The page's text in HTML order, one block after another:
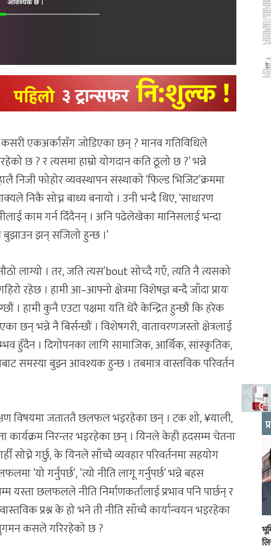
कसरी एकअर्कासँग जोडिएका छन् ? मानव गतिविधिले
छ ? र त्यसमा हाम्रो योगदान कति ठूलो छ ?’ भन्ने
निजी फोहोर व्यवस्थापन संस्थाको ‘फिल्ड भिजिट’क्रममा
निकै सोच्न बाध्य बनायो । उनी भन्दै थिए, ‘साधारण
काम गर्न दिँदैनन् । अनि पढेलेखेका मानिसलाई भन्दा
बुझाउन झन् सजिलो हुन्छ ।’
लाग्यो । तर, जति त्यस’bout सोच्दै गएँ, त्यति नै त्यसको
रहेछ । हामी आ–आफ्नो क्षेत्रमा विशेषज्ञ बन्दै जाँदा प्रायः
। हामी कुनै एउटा पक्षमा यति धेरै केन्द्रित हुन्छौं कि हरेक
छन् भन्ने नै बिर्सन्छौं । विशेषगरी, वातावरणजस्तो क्षेत्रलाई
हुँदैन । दिगोपनका लागि सामाजिक, आर्थिक, सांस्कृतिक,
समस्या बुझ्न आवश्यक हुन्छ । तबमात्र वास्तविक परिवर्तन
विषयमा जताततै छलफल भइरहेका छन् । टक शो, ¥याली,
कार्यक्रम निरन्तर भइरहेका छन् । यिनले केही हदसम्म चेतना
सोच्ने गर्छु, के यिनले साँच्चै व्यवहार परिवर्तनमा सहयोग
’यो गर्नुपर्छ’, ’त्यो नीति लागू गर्नुपर्छ’ भन्ने बहस
यस्ता छलफलले नीति निर्माणकर्तालाई प्रभाव पनि पार्छन् र
प्रश्न के हो भने ती नीति साँच्चै कार्यान्वयन भइरहेका
कसले गरिरहेको छ ?